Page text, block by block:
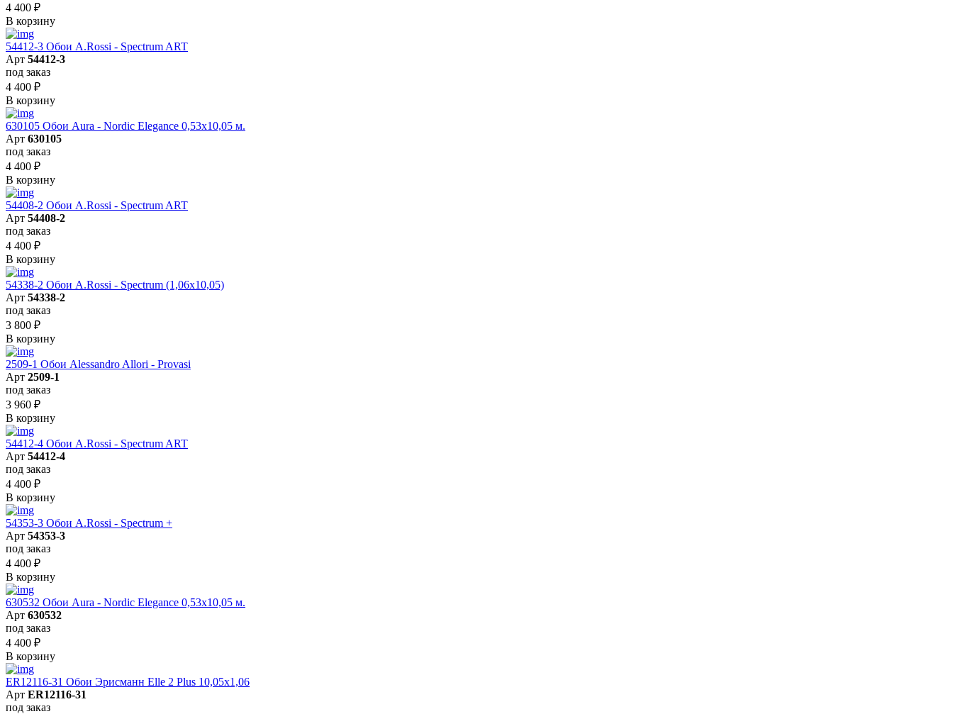
4 400 ₽
В корзину
54412-3 Обои A.Rossi - Spectrum ART
Арт 54412-3
под заказ
4 400 ₽
В корзину
630105 Обои Aura - Nordic Elegance 0,53x10,05 м.
Арт 630105
под заказ
4 400 ₽
В корзину
54408-2 Обои A.Rossi - Spectrum ART
Арт 54408-2
под заказ
4 400 ₽
В корзину
54338-2 Обои A.Rossi - Spectrum (1,06x10,05)
Арт 54338-2
под заказ
3 800 ₽
В корзину
2509-1 Обои Alessandro Allori - Provasi
Арт 2509-1
под заказ
3 960 ₽
В корзину
54412-4 Обои A.Rossi - Spectrum ART
Арт 54412-4
под заказ
4 400 ₽
В корзину
54353-3 Обои A.Rossi - Spectrum +
Арт 54353-3
под заказ
4 400 ₽
В корзину
630532 Обои Aura - Nordic Elegance 0,53x10,05 м.
Арт 630532
под заказ
4 400 ₽
В корзину
ER12116-31 Обои Эрисманн Elle 2 Plus 10,05x1,06
Арт ER12116-31
под заказ